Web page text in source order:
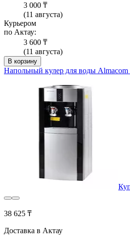
3 000 ₸
(11 августа)
Курьером
по Актау:
3 600 ₸
(11 августа)
В корзину
Напольный кулер для воды
38 625 ₸
Доставка в Актау